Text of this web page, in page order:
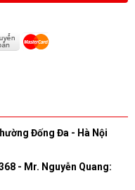
Đống Đa - Hà Nội
- Mr. Nguyễn Quang: